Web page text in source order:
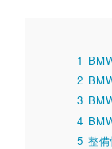
1
2
3
4
5 整